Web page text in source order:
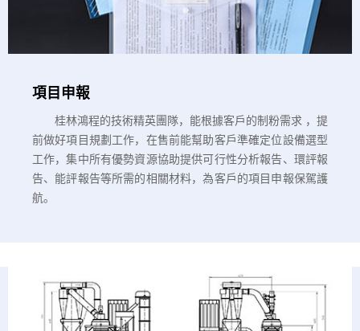
項目申報
桂林鴻程的技術精英團隊，能根據客戶的制粉需求 ，提
前做好項目規劃工作，在售前能幫助客戶準確定位設備選型
工作，集中所有優勢資源協助提供可行性分析報告、環評報
告、能評報告等所需的相關材料，為客戶的項目申報保駕護
航。